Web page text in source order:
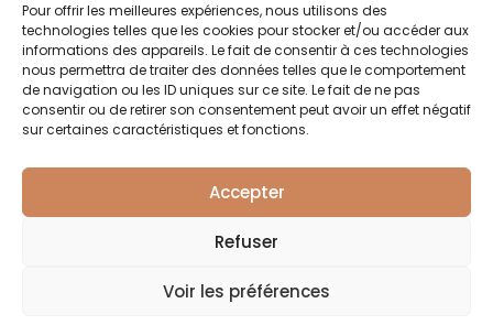
Pour offrir les meilleures expériences, nous utilisons des
technologies telles que les cookies pour stocker et/ou accéder aux
informations des appareils. Le fait de consentir à ces technologies
nous permettra de traiter des données telles que le comportement
de navigation ou les ID uniques sur ce site. Le fait de ne pas
consentir ou de retirer son consentement peut avoir un effet négatif
sur certaines caractéristiques et fonctions.
Accepter
Refuser
Voir les préférences
SUIVEZ-MOI
Quai Marcellis 10, 4020 Liège - BE0 794.477.312
Politique de confidentialité